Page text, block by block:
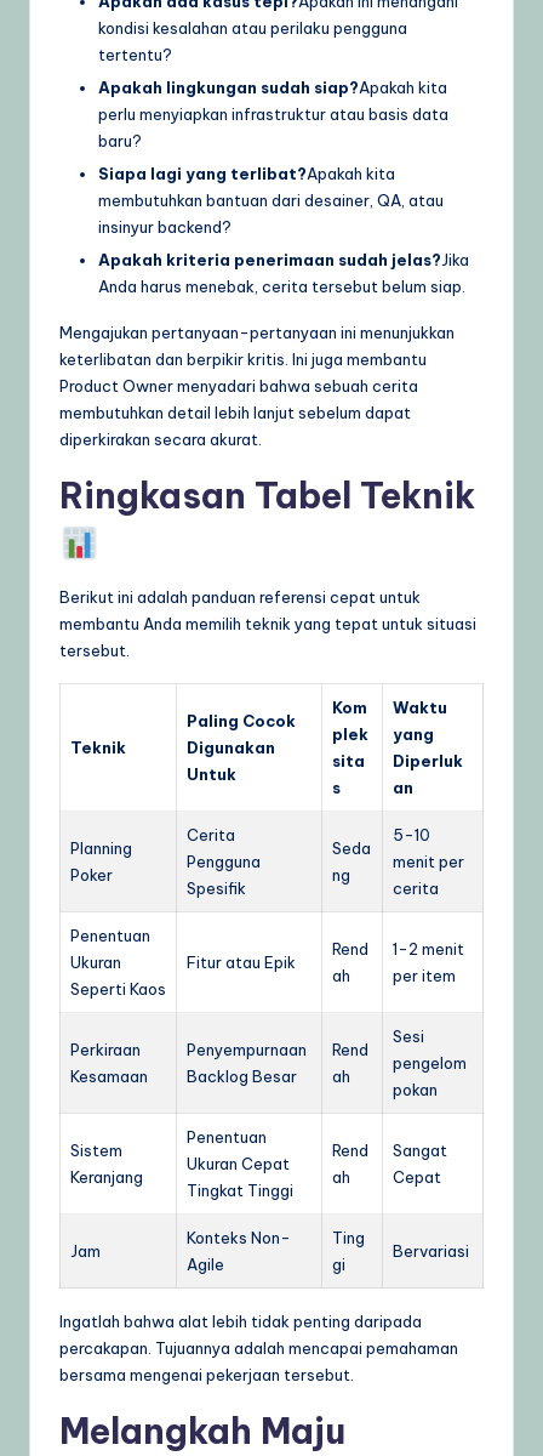
kondisi kesalahan atau perilaku pengguna
tertentu?
Apakah lingkungan sudah siap?Apakah kita
perlu menyiapkan infrastruktur atau basis data
baru?
Siapa lagi yang terlibat?Apakah kita
membutuhkan bantuan dari desainer, QA, atau
insinyur backend?
Apakah kriteria penerimaan sudah jelas?Jika
Anda harus menebak, cerita tersebut belum siap.
Mengajukan pertanyaan-pertanyaan ini menunjukkan
keterlibatan dan berpikir kritis. Ini juga membantu
Product Owner menyadari bahwa sebuah cerita
membutuhkan detail lebih lanjut sebelum dapat
diperkirakan secara akurat.
Ringkasan Tabel Teknik
Berikut ini adalah panduan referensi cepat untuk
membantu Anda memilih teknik yang tepat untuk situasi
tersebut.
Teknik
Paling Cocok
Digunakan
Untuk
Kom
plek
sita
s
Waktu
yang
Diperluk
an
Planning
Poker
Cerita
Pengguna
Spesifik
Seda
ng
5-10
menit per
cerita
Penentuan
Ukuran
Seperti Kaos
Fitur atau Epik
Rend
ah
1-2 menit
per item
Perkiraan
Kesamaan
Penyempurnaan
Backlog Besar
Rend
ah
Sesi
pengelom
pokan
Sistem
Keranjang
Penentuan
Ukuran Cepat
Tingkat Tinggi
Rend
ah
Sangat
Cepat
Jam
Konteks Non-
Agile
Ting
gi
Bervariasi
Ingatlah bahwa alat lebih tidak penting daripada
percakapan. Tujuannya adalah mencapai pemahaman
bersama mengenai pekerjaan tersebut.
Melangkah Maju